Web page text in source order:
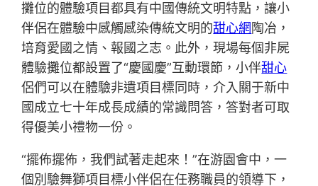
攤位的體驗項目都具有中國傳統文明特點，讓小
伴侶在體驗中感觸感染傳統文明的甜心網陶冶，
培育愛國之情、報國之志。此外，現場每個非屍
體驗攤位都設置了“慶國慶”互動環節，小伴甜心
侶們可以在體驗非遺項目標同時，介入關于新中
國成立七十年成長成績的常識問答，答對者可取
得優美小禮物一份。
“擺佈擺佈，我們試著走起來！”在游園會中，一
個別驗舞獅項目標小伴侶在任務職員的領導下，